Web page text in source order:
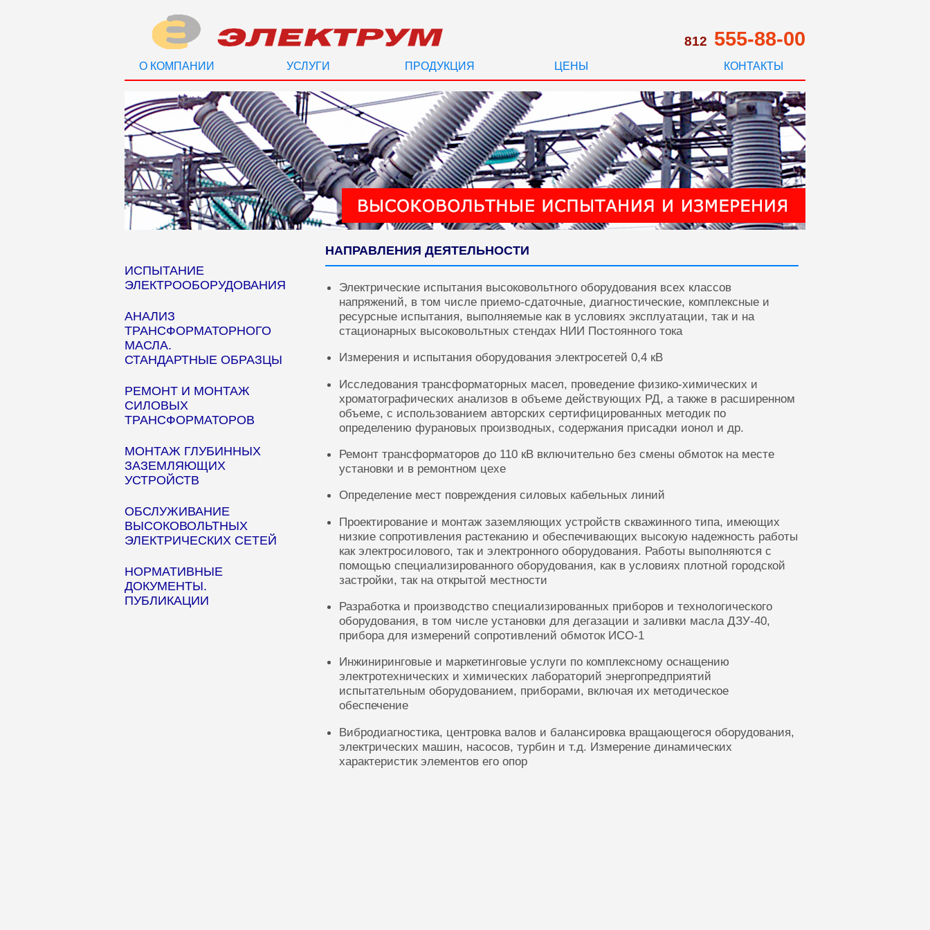
812 555-88-00
О КОМПАНИИ УСЛУГИ ПРОДУКЦИЯ ЦЕНЫ КОНТАКТЫ
ИСПЫТАНИЕ
ЭЛЕКТРООБОРУДОВАНИЯ
АНАЛИЗ
ТРАНСФОРМАТОРНОГО
МАСЛА.
СТАНДАРТНЫЕ ОБРАЗЦЫ
РЕМОНТ И МОНТАЖ
СИЛОВЫХ
ТРАНСФОРМАТОРОВ
МОНТАЖ ГЛУБИННЫХ
ЗАЗЕМЛЯЮЩИХ
УСТРОЙСТВ
ОБСЛУЖИВАНИЕ
ВЫСОКОВОЛЬТНЫХ
ЭЛЕКТРИЧЕСКИХ СЕТЕЙ
НОРМАТИВНЫЕ
ДОКУМЕНТЫ.
ПУБЛИКАЦИИ
НАПРАВЛЕНИЯ ДЕЯТЕЛЬНОСТИ
Электрические испытания высоковольтного оборудования всех классов
напряжений, в том числе приемо-сдаточные, диагностические, комплексные и
ресурсные испытания, выполняемые как в условиях эксплуатации, так и на
стационарных высоковольтных стендах НИИ Постоянного тока
Измерения и испытания оборудования электросетей 0,4 кВ
Исследования трансформаторных масел, проведение физико-химических и
хроматографических анализов в объеме действующих РД, а также в расширенном
объеме, с использованием авторских сертифицированных методик по
определению фурановых производных, содержания присадки ионол и др.
Ремонт трансформаторов до 110 кВ включительно без смены обмоток на месте
установки и в ремонтном цехе
Определение мест повреждения силовых кабельных линий
Проектирование и монтаж заземляющих устройств скважинного типа, имеющих
низкие сопротивления растеканию и обеспечивающих высокую надежность работы
как электросилового, так и электронного оборудования. Работы выполняются с
помощью специализированного оборудования, как в условиях плотной городской
застройки, так на открытой местности
Разработка и производство специализированных приборов и технологического
оборудования, в том числе установки для дегазации и заливки масла ДЗУ-40,
прибора для измерений сопротивлений обмоток ИСО-1
Инжиниринговые и маркетинговые услуги по комплексному оснащению
электротехнических и химических лабораторий энергопредприятий
испытательным оборудованием, приборами, включая их методическое
обеспечение
Вибродиагностика, центровка валов и балансировка вращающегося оборудования,
электрических машин, насосов, турбин и т.д. Измерение динамических
характеристик элементов его опор